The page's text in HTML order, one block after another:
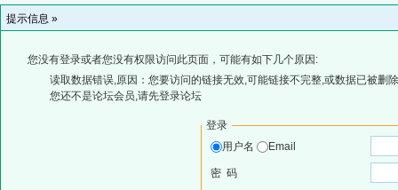
提示信息 »
您没有登录或者您没有权限访问此页面，可能有如下几个原因:
读取数据错误,原因：您要访问的链接无效,可能链接不完整,或数据已被删
您还不是论坛会员,请先登录论坛
登录
用户名
Email
密 码